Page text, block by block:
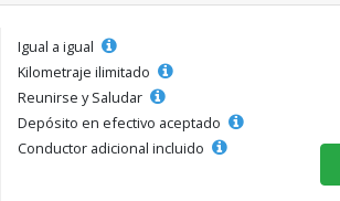
Igual a igual
Kilometraje ilimitado
Reunirse y Saludar
Depósito en efectivo aceptado
Conductor adicional incluido